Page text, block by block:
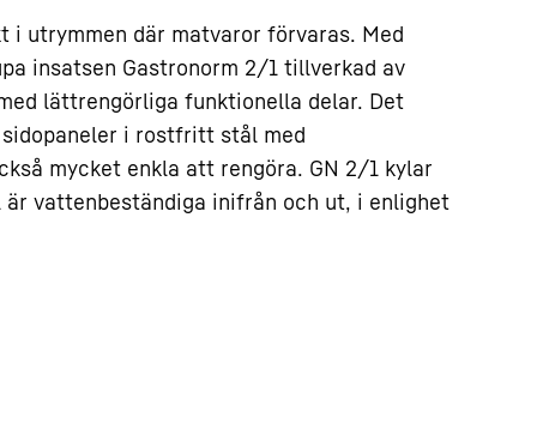
i utrymmen där matvaror förvaras. Med
insatsen Gastronorm 2/1 tillverkad av
lättrengörliga funktionella delar. Det
i rostfritt stål med
mycket enkla att rengöra. GN 2/1 kylar
vattenbeständiga inifrån och ut, i enlighet